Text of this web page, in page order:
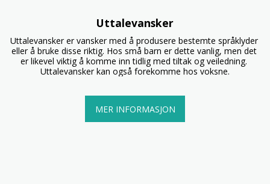
Uttalevansker
Uttalevansker er vansker med å produsere bestemte språklyder
eller å bruke disse riktig. Hos små barn er dette vanlig, men det
er likevel viktig å komme inn tidlig med tiltak og veiledning.
Uttalevansker kan også forekomme hos voksne.
MER INFORMASJON